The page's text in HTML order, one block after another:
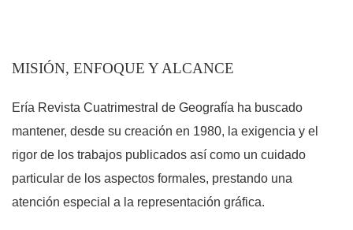
MISIÓN, ENFOQUE Y ALCANCE
Ería Revista Cuatrimestral de Geografía ha buscado
mantener, desde su creación en 1980, la exigencia y el
rigor de los trabajos publicados así como un cuidado
particular de los aspectos formales, prestando una
atención especial a la representación gráfica.